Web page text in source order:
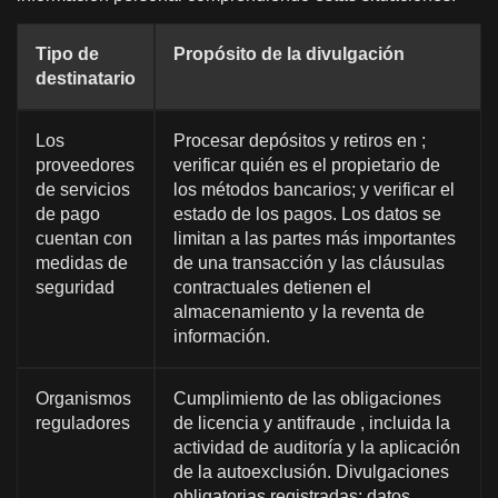
Tipo de
destinatario
Propósito de la divulgación
Los
proveedores
de servicios
de pago
cuentan con
medidas de
seguridad
Procesar depósitos y retiros en ;
verificar quién es el propietario de
los métodos bancarios; y verificar el
estado de los pagos. Los datos se
limitan a las partes más importantes
de una transacción y las cláusulas
contractuales detienen el
almacenamiento y la reventa de
información.
Organismos
reguladores
Cumplimiento de las obligaciones
de licencia y antifraude , incluida la
actividad de auditoría y la aplicación
de la autoexclusión. Divulgaciones